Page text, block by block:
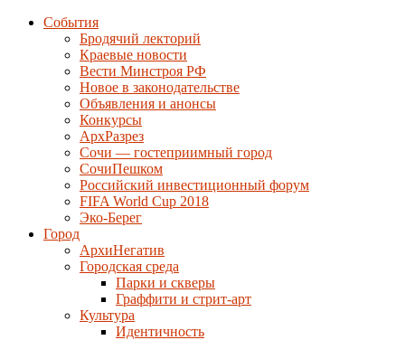
События
Бродячий лекторий
Краевые новости
Вести Минстроя РФ
Новое в законодательстве
Объявления и анонсы
Конкурсы
АрхРазрез
Сочи — гостеприимный город
СочиПешком
Российский инвестиционный форум
FIFA World Cup 2018
Эко-Берег
Город
АрхиНегатив
Городская среда
Парки и скверы
Граффити и стрит-арт
Культура
Идентичность